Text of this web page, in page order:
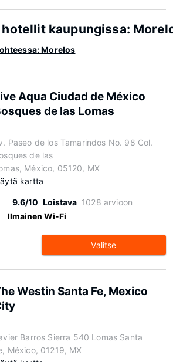
kaupungissa:
Morelos
Aqua Ciudad de México
de las Lomas
Paseo de los Tamarindos No. 98 Col.
de las
México, 05120, MX
kartta
9.6/10 Loistava 1028 arvioon
Ilmainen Wi-Fi
Valitse
Westin Santa Fe, Mexico
Barros Sierra 540 Lomas Santa
México, 01219, MX